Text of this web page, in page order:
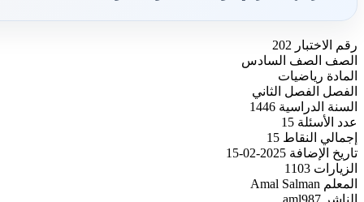
رقم الاختبار 202
الصف الصف السادس
المادة رياضيات
الفصل الفصل الثاني
السنة الدراسية 1446
عدد الأسئلة 15
إجمالي النقاط 15
تاريخ الإضافة 2025-02-15
الزيارات 1103
المعلم Amal Salman
الناشر aml987